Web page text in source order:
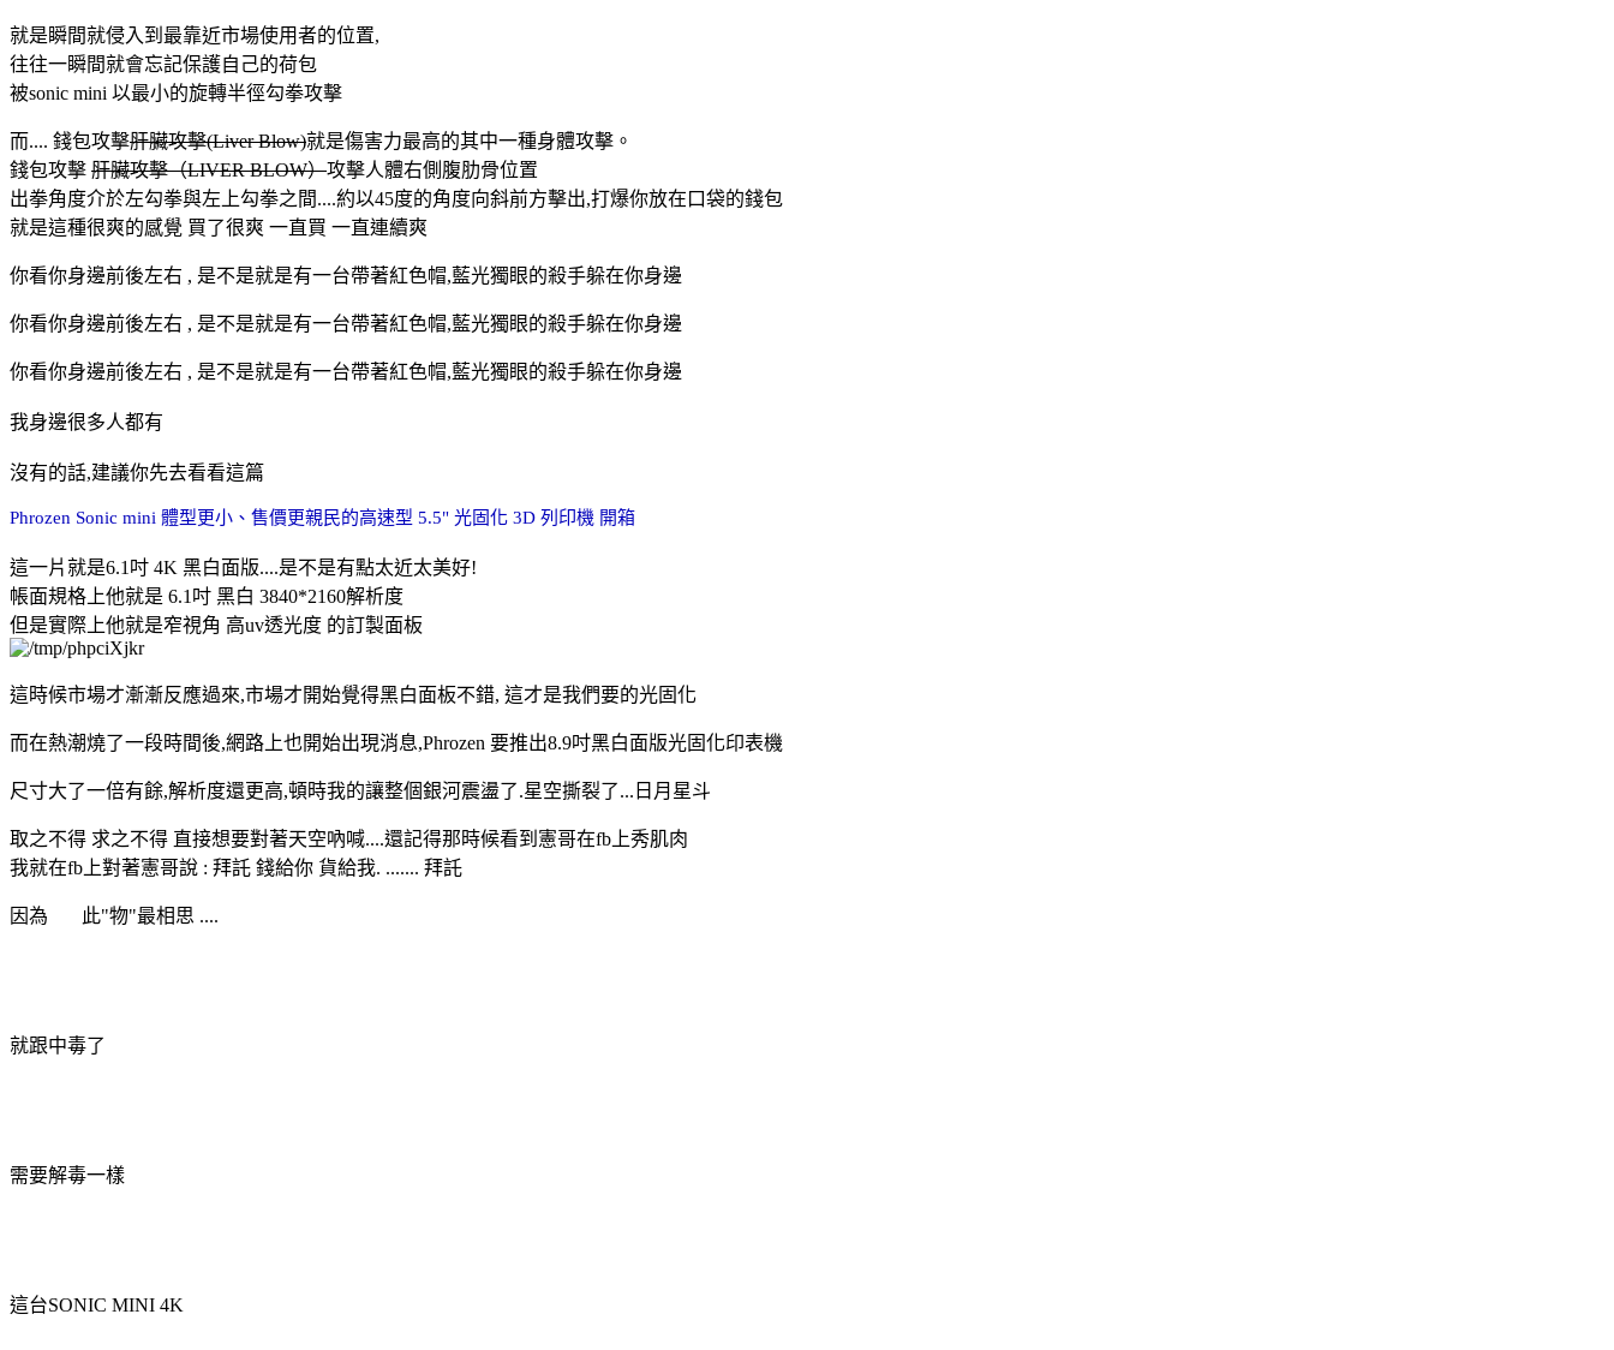
就是瞬間就侵入到最靠近市場使用者的位置,
往往一瞬間就會忘記保護自己的荷包
被sonic mini 以最小的旋轉半徑勾拳攻擊
而.... 錢包攻擊肝臟攻擊(Liver Blow)就是傷害力最高的其中一種身體攻擊。
錢包攻擊 肝臟攻擊（LIVER BLOW）攻擊人體右側腹肋骨位置
出拳角度介於左勾拳與左上勾拳之間....約以45度的角度向斜前方擊出,打爆你放在口袋的錢包
就是這種很爽的感覺 買了很爽 一直買 一直連續爽
你看你身邊前後左右 , 是不是就是有一台帶著紅色帽,藍光獨眼的殺手躲在你身邊
你看你身邊前後左右 , 是不是就是有一台帶著紅色帽,藍光獨眼的殺手躲在你身邊
你看你身邊前後左右 , 是不是就是有一台帶著紅色帽,藍光獨眼的殺手躲在你身邊
我身邊很多人都有
沒有的話,建議你先去看看這篇
Phrozen Sonic mini 體型更小、售價更親民的高速型 5.5" 光固化 3D 列印機 開箱
這一片就是6.1吋 4K 黑白面版....是不是有點太近太美好!
帳面規格上他就是 6.1吋 黑白 3840*2160解析度
但是實際上他就是窄視角 高uv透光度 的訂製面板
這時候市場才漸漸反應過來,市場才開始覺得黑白面板不錯, 這才是我們要的光固化
而在熱潮燒了一段時間後,網路上也開始出現消息,Phrozen 要推出8.9吋黑白面版光固化印表機
尺寸大了一倍有餘,解析度還更高,頓時我的讓整個銀河震盪了.星空撕裂了...日月星斗
取之不得 求之不得 直接想要對著天空吶喊....還記得那時候看到憲哥在fb上秀肌肉
我就在fb上對著憲哥說 : 拜託 錢給你 貨給我. ....... 拜託
因為 此"物"最相思 ....
就跟中毒了
需要解毒一樣
這台SONIC MINI 4K